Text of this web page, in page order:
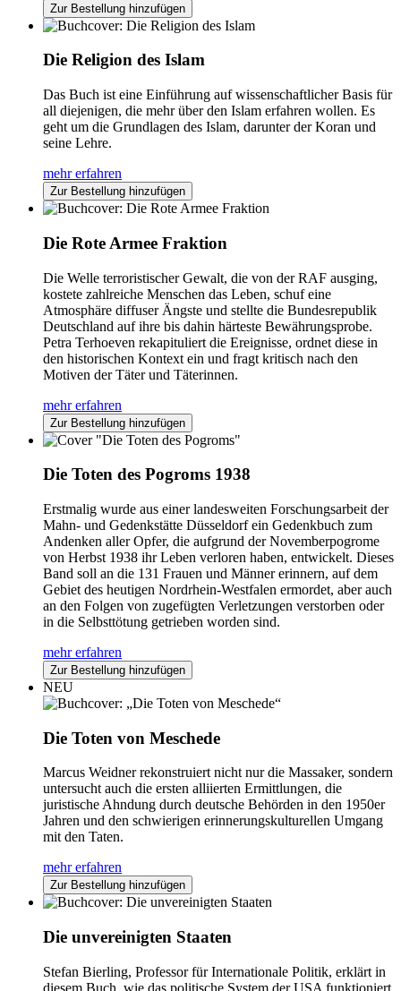
Zur Bestellung hinzufügen
Die Religion des Islam
Das Buch ist eine Einführung auf wissenschaftlicher Basis für
all diejenigen, die mehr über den Islam erfahren wollen. Es
geht um die Grundlagen des Islam, darunter der Koran und
seine Lehre.
mehr erfahren
Zur Bestellung hinzufügen
Die Rote Armee Fraktion
Die Welle terroristischer Gewalt, die von der RAF ausging,
kostete zahlreiche Menschen das Leben, schuf eine
Atmosphäre diffuser Ängste und stellte die Bundesrepublik
Deutschland auf ihre bis dahin härteste Bewährungsprobe.
Petra Terhoeven rekapituliert die Ereignisse, ordnet diese in
den historischen Kontext ein und fragt kritisch nach den
Motiven der Täter und Täterinnen.
mehr erfahren
Zur Bestellung hinzufügen
Die Toten des Pogroms 1938
Erstmalig wurde aus einer landesweiten Forschungsarbeit der
Mahn- und Gedenkstätte Düsseldorf ein Gedenkbuch zum
Andenken aller Opfer, die aufgrund der Novemberpogrome
von Herbst 1938 ihr Leben verloren haben, entwickelt. Dieses
Band soll an die 131 Frauen und Männer erinnern, auf dem
Gebiet des heutigen Nordrhein-Westfalen ermordet, aber auch
an den Folgen von zugefügten Verletzungen verstorben oder
in die Selbsttötung getrieben worden sind.
mehr erfahren
Zur Bestellung hinzufügen
NEU
Die Toten von Meschede
Marcus Weidner rekonstruiert nicht nur die Massaker, sondern
untersucht auch die ersten alliierten Ermittlungen, die
juristische Ahndung durch deutsche Behörden in den 1950er
Jahren und den schwierigen erinnerungskulturellen Umgang
mit den Taten.
mehr erfahren
Zur Bestellung hinzufügen
Die unvereinigten Staaten
Stefan Bierling, Professor für Internationale Politik, erklärt in
diesem Buch, wie das politische System der USA funktioniert